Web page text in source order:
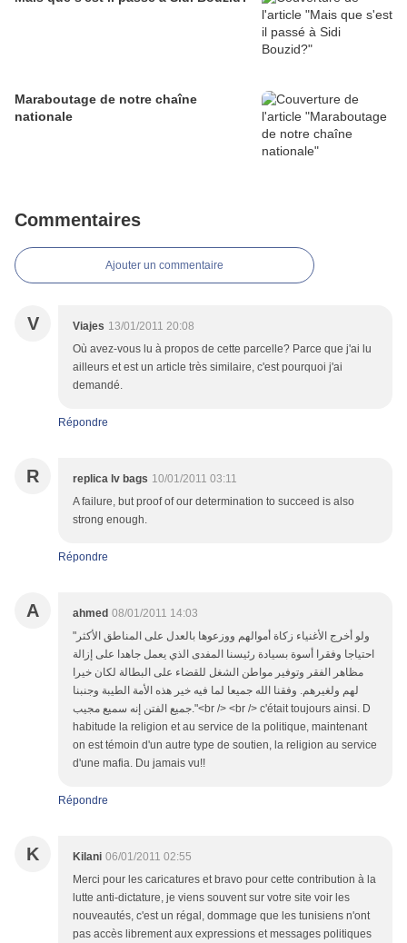
Maraboutage de notre chaîne
nationale
Commentaires
Ajouter un commentaire
V Viajes 13/01/2011 20:08
Où avez-vous lu à propos de cette parcelle? Parce que j'ai lu
ailleurs et est un article très similaire, c'est pourquoi j'ai
demandé.
Répondre
R replica lv bags 10/01/2011 03:11
A failure, but proof of our determination to succeed is also
strong enough.
Répondre
A ahmed 08/01/2011 14:03
"ولو أخرج الأغنياء زكاة أموالهم ووزعوها بالعدل على المناطق الأكثر
احتياجا وفقرا أسوة بسيادة رئيسنا المفدى الذي يعمل جاهدا على إزالة
مظاهر الفقر وتوفير مواطن الشغل للقضاء على البطالة لكان خيرا
لهم ولغيرهم. وفقنا الله جميعا لما فيه خير هذه الأمة الطيبة وجنبنا
جميع الفتن إنه سميع مجيب."<br /> <br /> c'était toujours ainsi. D
habitude la religion et au service de la politique, maintenant
on est témoin d'un autre type de soutien, la religion au service
d'une mafia. Du jamais vu!!
Répondre
K Kilani 06/01/2011 02:55
Merci pour les caricatures et bravo pour cette contribution à la
lutte anti-dictature, je viens souvent sur votre site voir les
nouveautés, c'est un régal, dommage que les tunisiens n'ont
pas accès librement aux expressions et messages politiques